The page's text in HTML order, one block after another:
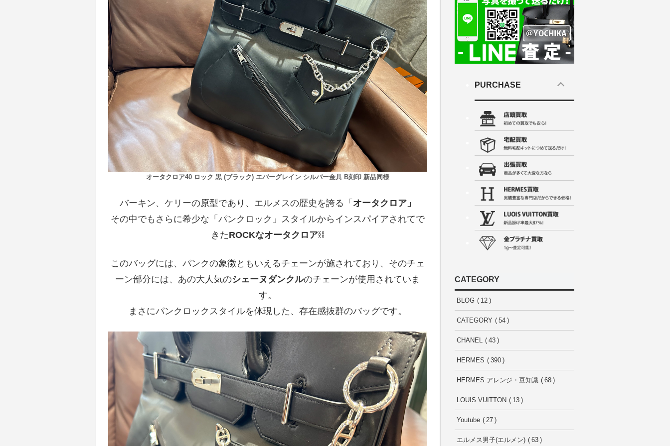
オータクロア40 ロック 黒 (ブラック) エバーグレイン シルバー金具 B刻印 新品同様
バーキン、ケリーの原型であり、エルメスの歴史を誇る「 オータクロア」
その中でもさらに希少な「パンクロック」スタイルからインスパイアされてで
きたROCKなオータクロア⛓
このバッグには、パンクの象徴ともいえるチェーンが施されており、そのチェ
ーン部分には、あの大人気のシェーヌダンクルのチェーンが使用されていま
す。
まさにパンクロックスタイルを体現した、存在感抜群のバッグです。
PURCHASE
CATEGORY
BLOG 12
CATEGORY 54
CHANEL 43
HERMES 390
HERMES アレンジ・豆知識 68
LOUIS VUITTON 13
Youtube 27
エルメス男子(エルメン) 63